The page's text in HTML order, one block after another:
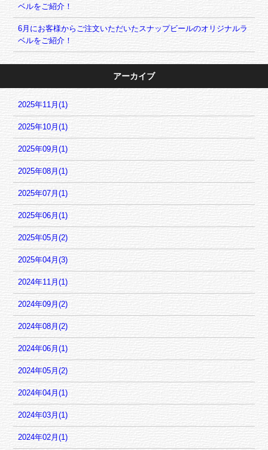
ベルをご紹介！
6月にお客様からご注文いただいたスナップビールのオリジナルラ
ベルをご紹介！
アーカイブ
2025年11月(1)
2025年10月(1)
2025年09月(1)
2025年08月(1)
2025年07月(1)
2025年06月(1)
2025年05月(2)
2025年04月(3)
2024年11月(1)
2024年09月(2)
2024年08月(2)
2024年06月(1)
2024年05月(2)
2024年04月(1)
2024年03月(1)
2024年02月(1)